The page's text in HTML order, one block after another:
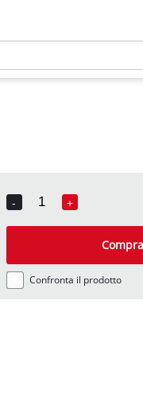
-
Quantity
+
Confronta il prodotto